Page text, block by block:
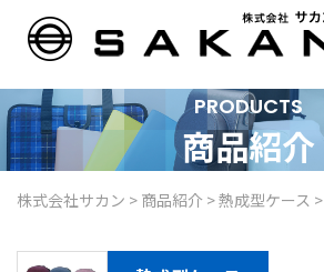
PRODUCTS
商品紹介
株式会社サカン > 商品紹介 >熱成型ケース >